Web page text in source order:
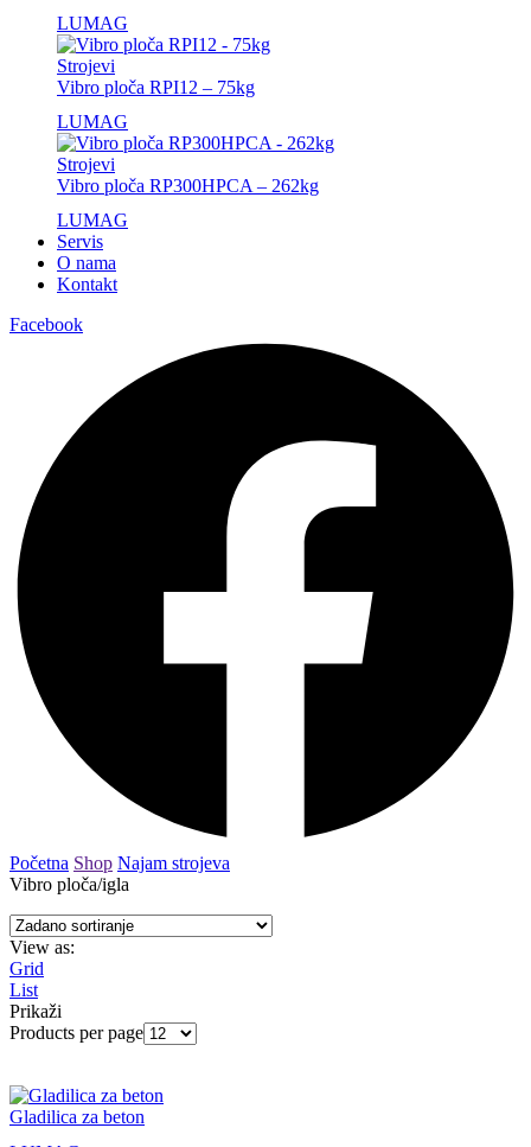
LUMAG
Strojevi
Vibro ploča RPI12 – 75kg
LUMAG
Strojevi
Vibro ploča RP300HPCA – 262kg
LUMAG
Servis
O nama
Kontakt
Facebook
Početna Shop Najam strojeva
Vibro ploča/igla
View as:
Grid
List
Prikaži
Products per page
Gladilica za beton